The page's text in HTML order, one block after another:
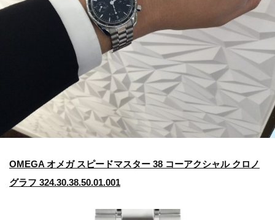
OMEGA オメガ スピードマスター 38 コーアクシャル クロノ
グラフ 324.30.38.50.01.001